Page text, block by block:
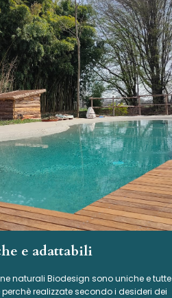
e adattabili
naturali Biodesign sono uniche e tutte
perchè realizzate secondo i desideri dei